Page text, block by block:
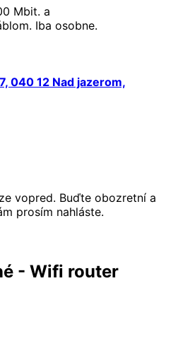
Mbit. a
Iba osobne.
040 12 Nad jazerom,
vopred. Buďte obozretní a
prosím nahláste.
- Wifi router